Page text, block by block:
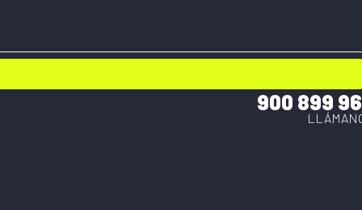
900 899